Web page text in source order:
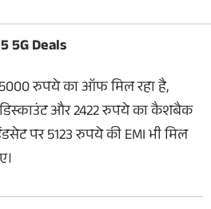
5G Deals
रुपये का ऑफ मिल रहा है,
और 2422 रुपये का कैशबैक
पर 5123 रुपये की EMI भी मिल